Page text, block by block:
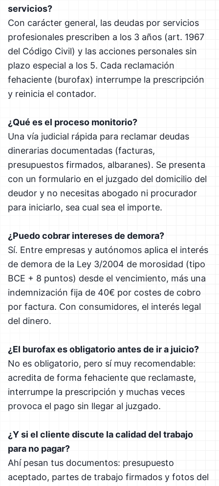
servicios?
Con carácter general, las deudas por servicios
profesionales prescriben a los 3 años (art. 1967
del Código Civil) y las acciones personales sin
plazo especial a los 5. Cada reclamación
fehaciente (burofax) interrumpe la prescripción
y reinicia el contador.
¿Qué es el proceso monitorio?
Una vía judicial rápida para reclamar deudas
dinerarias documentadas (facturas,
presupuestos firmados, albaranes). Se presenta
con un formulario en el juzgado del domicilio del
deudor y no necesitas abogado ni procurador
para iniciarlo, sea cual sea el importe.
¿Puedo cobrar intereses de demora?
Sí. Entre empresas y autónomos aplica el interés
de demora de la Ley 3/2004 de morosidad (tipo
BCE + 8 puntos) desde el vencimiento, más una
indemnización fija de 40€ por costes de cobro
por factura. Con consumidores, el interés legal
del dinero.
¿El burofax es obligatorio antes de ir a juicio?
No es obligatorio, pero sí muy recomendable:
acredita de forma fehaciente que reclamaste,
interrumpe la prescripción y muchas veces
provoca el pago sin llegar al juzgado.
¿Y si el cliente discute la calidad del trabajo
para no pagar?
Ahí pesan tus documentos: presupuesto
aceptado, partes de trabajo firmados y fotos del